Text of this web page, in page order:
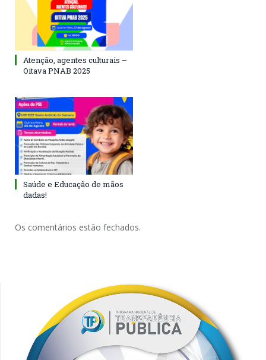
Atenção, agentes culturais –
Oitava PNAB 2025
Saúde e Educação de mãos
dadas!
Os comentários estão fechados.